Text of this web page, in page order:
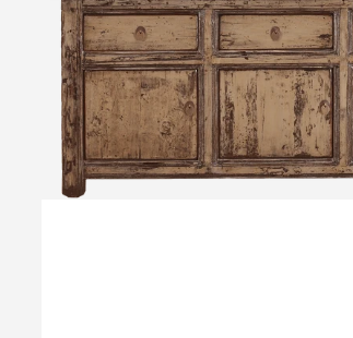
Levertijden:
Het artikel wordt gratis bij u thuis geleverd. Wij
bestelling binnen4 werkdagenbij u thuis te
Retourneren:
Het artikel wordt gratis bij u thuis geleverd. Mocht